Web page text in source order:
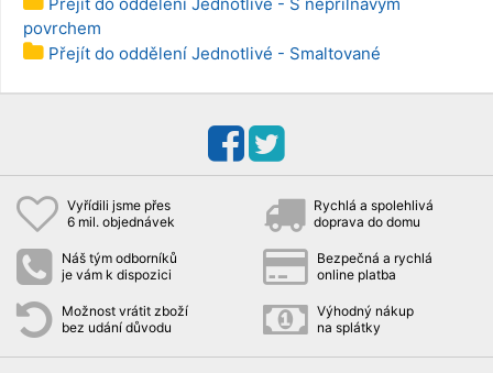
povrchem
Přejít do oddělení Jednotlivé - Smaltované
Vyřídili jsme přes
6 mil. objednávek
Rychlá a spolehlivá
doprava do domu
Náš tým odborníků
je vám k dispozici
Bezpečná a rychlá
online platba
Možnost vrátit zboží
bez udání důvodu
Výhodný nákup
na splátky